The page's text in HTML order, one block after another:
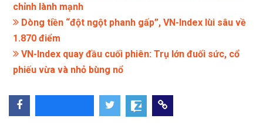
chỉnh lành mạnh
Dòng tiền “đột ngột phanh gấp”, VN-Index lùi sâu về
1.870 điểm
VN-Index quay đầu cuối phiên: Trụ lớn đuối sức, cổ
phiếu vừa và nhỏ bùng nổ